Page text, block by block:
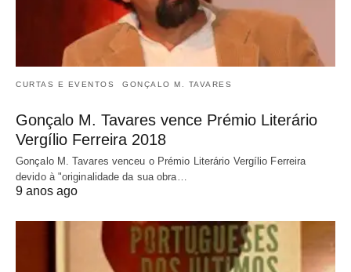
CURTAS E EVENTOS GONÇALO M. TAVARES
Gonçalo M. Tavares vence Prémio Literário
Vergílio Ferreira 2018
Gonçalo M. Tavares venceu o Prémio Literário Vergílio Ferreira
devido à "originalidade da sua obra…
9 anos ago